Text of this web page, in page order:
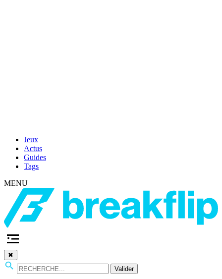
Jeux
Actus
Guides
Tags
MENU
✖
Valider